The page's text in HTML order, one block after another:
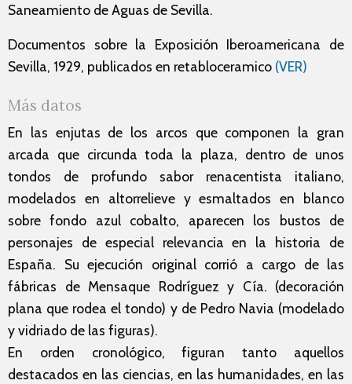
Saneamiento de Aguas de Sevilla.
Documentos sobre la Exposición Iberoamericana de
Sevilla, 1929, publicados en retabloceramico (VER)
Más datos
En las enjutas de los arcos que componen la gran
arcada que circunda toda la plaza, dentro de unos
tondos de profundo sabor renacentista italiano,
modelados en altorrelieve y esmaltados en blanco
sobre fondo azul cobalto, aparecen los bustos de
personajes de especial relevancia en la historia de
España. Su ejecución original corrió a cargo de las
fábricas de Mensaque Rodríguez y Cía. (decoración
plana que rodea el tondo) y de Pedro Navia (modelado
y vidriado de las figuras).
En orden cronológico, figuran tanto aquellos
destacados en las ciencias, en las humanidades, en las